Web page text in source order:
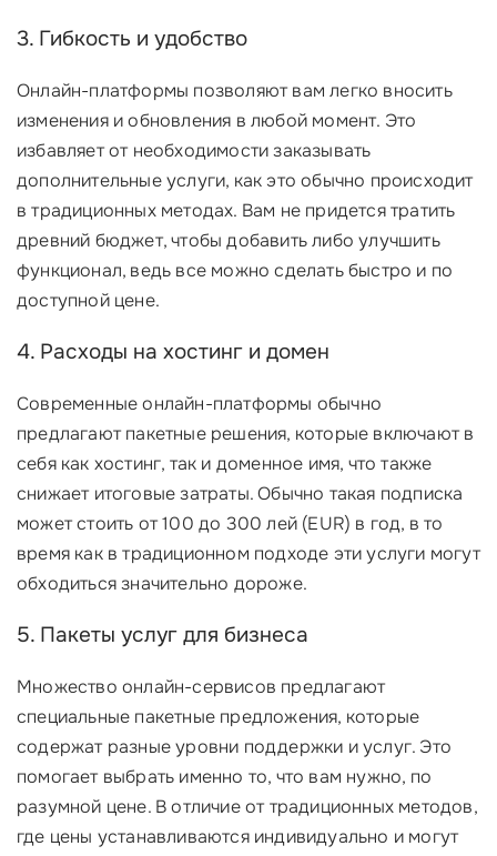
3. Гибкость и удобство
Онлайн-платформы позволяют вам легко вносить
изменения и обновления в любой момент. Это
избавляет от необходимости заказывать
дополнительные услуги, как это обычно происходит
в традиционных методах. Вам не придется тратить
древний бюджет, чтобы добавить либо улучшить
функционал, ведь все можно сделать быстро и по
доступной цене.
4. Расходы на хостинг и домен
Современные онлайн-платформы обычно
предлагают пакетные решения, которые включают в
себя как хостинг, так и доменное имя, что также
снижает итоговые затраты. Обычно такая подписка
может стоить от 100 до 300 лей (EUR) в год, в то
время как в традиционном подходе эти услуги могут
обходиться значительно дороже.
5. Пакеты услуг для бизнеса
Множество онлайн-сервисов предлагают
специальные пакетные предложения, которые
содержат разные уровни поддержки и услуг. Это
помогает выбрать именно то, что вам нужно, по
разумной цене. В отличие от традиционных методов,
где цены устанавливаются индивидуально и могут